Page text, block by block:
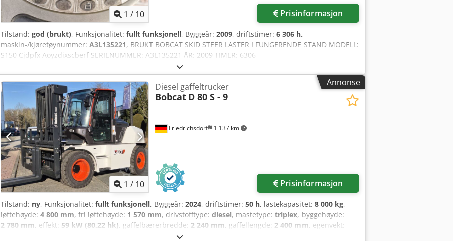
1 / 10 Prisinformasjon
Tilstand: god (brukt), Funksjonalitet: fullt funksjonell, Byggeår: 2009, driftstimer: 6 306 h,
maskin-/kjøretøynummer: A3L135221, BRUKT BOBCAT SKID STEER LASTER I FUNGERENDE STAND MODELL:
S150 Cjdpfx Aoyzdixscberf SERIENUMMER: A3L135221 ÅR: 2009 TIMER: 6306
Annonse
1 / 10
Friedrichsdorf 1 137 km
Diesel gaffeltrucker
Bobcat D 80 S - 9
Prisinformasjon
Tilstand: ny, Funksjonalitet: fullt funksjonell, Byggeår: 2024, driftstimer: 50 h, lastekapasitet: 8 000 kg,
løftehøyde: 4 800 mm, fri løftehøyde: 1 570 mm, drivstofftype: diesel, mastetype: triplex, byggehøyde:
2 780 mm, effekt: 59 kW (80,22 hk), gaffelbærerbredde: 2 240 mm, gaffellengde: 2 400 mm, egenvekt:
, Dieseltruck Lasttyngdepunkt: 600 Gaffelbredde: 180 mm Gaffeltykkelse: 75 mm